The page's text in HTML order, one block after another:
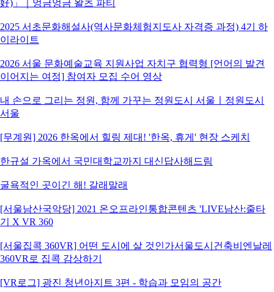
好)」｜엉금엉금 왈츠 파티
2025 서초문화해설사(역사문화체험지도사 자격증 과정) 4기 하
이라이트
2026 서울 문화예술교육 지원사업 자치구 협력형 [언어의 발견
이어지는 여정] 참여자 모집 수어 영상
내 손으로 그리는 정원, 함께 가꾸는 정원도시 서울ㅣ정원도시
서울
[무계원] 2026 한옥에서 힐링 제대! '한옥, 휴게' 현장 스케치
한규설 가옥에서 국민대학교까지 대신답사해드림
굴욕적인 곳이긴 해! 갈래말래
[서울남산국악당] 2021 온오프라인통합콘텐츠 'LIVE남산:줄타
기 X VR 360
[서울집콕 360VR] 어떤 도시에 살 것인가서울도시건축비엔날레
360VR로 집콕 감상하기
[VR로그] 광진 청년아지트 3편 - 학습과 모임의 공간